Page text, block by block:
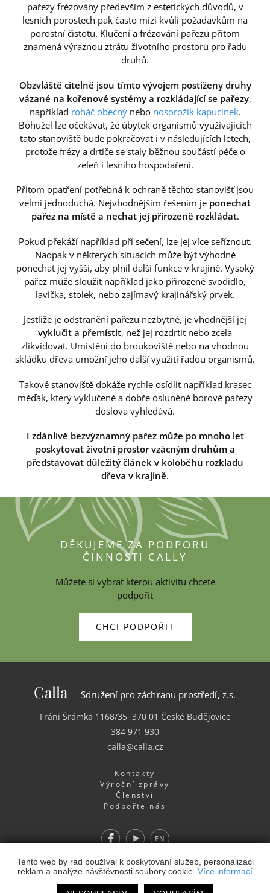
Tento web by rád používal k poskytování služeb, personalizaci
reklam a analýze návštěvnosti soubory cookie. Více informací
pařezy frézovány především z estetických důvodů, v
lesních porostech pak často mizí kvůli požadavkům na
porostní čistotu. Klučení a frézování pařezů přitom
znamená výraznou ztrátu životního prostoru pro řadu
druhů.
Obzvláště citelně jsou tímto vývojem postiženy druhy
vázané na kořenové systémy a rozkládající se pařezy,
například roháč obecnýnebo nosorožík kapucínek.
Bohužel lze očekávat, že úbytek organismů využívajících
tato stanoviště bude pokračovat i v následujících letech,
protože frézy a drtiče se staly běžnou součástí péče o
zeleň i lesního hospodaření.
Přitom opatření potřebná k ochraně těchto stanovišť jsou
velmi jednoduchá. Nejvhodnějším řešením je ponechat
pařez na místě a nechat jej přirozeně rozkládat.
Pokud překáží například při sečení, lze jej více seříznout.
Naopak v některých situacích může být výhodné
ponechat jej vyšší, aby plnil další funkce v krajině. Vysoký
pařez může sloužit například jako přirozené svodidlo,
lavička, stolek, nebo zajímavý krajinářský prvek.
Jestliže je odstranění pařezu nezbytné, je vhodnější jej
vyklučit a přemístit, než jej rozdrtit nebo zcela
zlikvidovat. Umístění do broukoviště nebo na vhodnou
skládku dřeva umožní jeho další využití řadou organismů.
Takové stanoviště dokáže rychle osídlit například krasec
měďák, který vyklučené a dobře osluněné borové pařezy
doslova vyhledává.
I zdánlivě bezvýznamný pařez může po mnoho let
poskytovat životní prostor vzácným druhům a
představovat důležitý článek v koloběhu rozkladu
dřeva v krajině.
DĚKUJEME ZA PODPORU
ČINNOSTI CALLY
Můžete si vybrat kterou aktivitu chcete
podpořit
CHCI PODPOŘIT
Calla- Sdružení pro záchranu prostředí, z.s.
Fráni Šrámka 1168/35, 370 01 České Budějovice
384 971 930
calla@calla.cz
Kontakty
Výroční zprávy
Členství
Podpořte nás
FacebookYoutube EN
Webdesign& Webhosting&publikační systém Toolkit-
Studio